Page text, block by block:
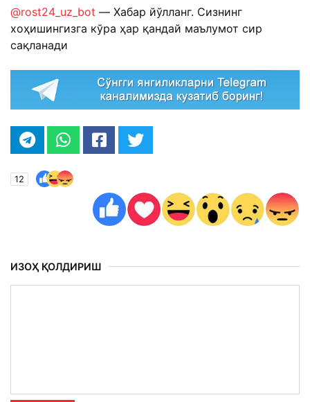
@rost24_uz_bot — Хабар йўлланг. Сизнинг
хоҳишингизга кўра ҳар қандай маълумот сир
сақланади
12
ИЗОҲ ҚОЛДИРИШ